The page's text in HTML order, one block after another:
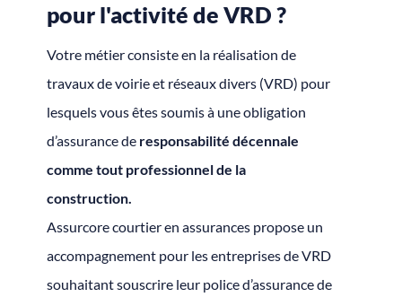
pour l'activité de VRD ?
Votre métier consiste en la réalisation de
travaux de voirie et réseaux divers (VRD) pour
lesquels vous êtes soumis à une obligation
d’assurance de responsabilité décennale
comme tout professionnel de la
construction.
Assurcore courtier en assurances propose un
accompagnement pour les entreprises de VRD
souhaitant souscrire leur police d’assurance de